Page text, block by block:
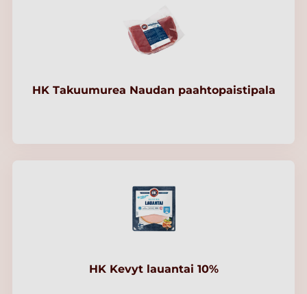
HK Takuumurea Naudan paahtopaistipala
HK Kevyt lauantai 10%